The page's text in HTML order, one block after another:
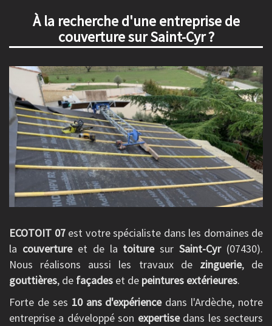
À la recherche d'une entreprise de
couverture sur Saint-Cyr ?
ECOTOIT 07est votre spécialiste dans les domaines de
la couvertureet de la toituresurSaint-Cyr(07430).
Nous réalisons aussi les travaux de zinguerie, de
gouttières, de façades et de peintures extérieures.
Forte de ses 10 ans d'expériencedans l'Ardèche, notre
entreprise a développé son expertisedans les secteurs